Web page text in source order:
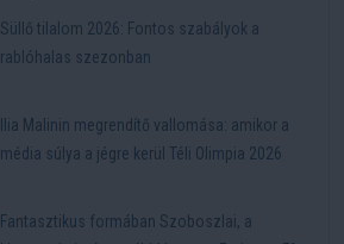
Süllő tilalom 2026: Fontos szabályok a
rablóhalas szezonban
Ilia Malinin megrendítő vallomása: amikor a
média súlya a jégre kerül Téli Olimpia 2026
Fantasztikus formában Szoboszlai, a